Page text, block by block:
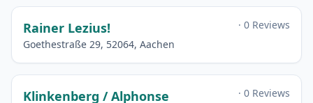
Rainer Lezius!
Goethestraße 29, 52064, Aachen
· 0 Reviews
Klinkenberg / Alphonse · 0 Reviews